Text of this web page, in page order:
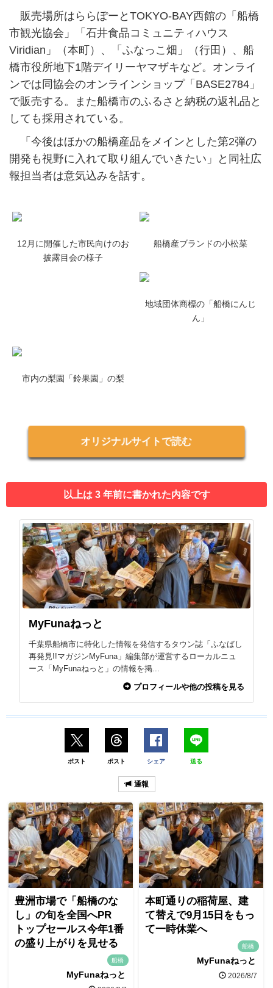
販売場所はららぽーとTOKYO-BAY西館の「船橋
市観光協会」「石井食品コミュニティハウス
Viridian」（本町）、「ふなっこ畑」（行田）、船
橋市役所地下1階デイリーヤマザキなど。オンライ
ンでは同協会のオンラインショップ「BASE2784」
で販売する。また船橋市のふるさと納税の返礼品と
しても採用されている。
「今後はほかの船橋産品をメインとした第2弾の
開発も視野に入れて取り組んでいきたい」と同社広
報担当者は意気込みを話す。
12月に開催した市民向けのお
披露目会の様子
船橋産ブランドの小松菜
地域団体商標の「船橋にんじ
ん」
市内の梨園「鈴果園」の梨
オリジナルサイトで読む
以上は 3 年前に書かれた内容です
MyFunaねっと
千葉県船橋市に特化した情報を発信するタウン誌「ふなばし
再発見!!マガジンMyFuna」編集部が運営するローカルニュ
ース「MyFunaねっと」の情報を掲...
プロフィールや他の投稿を見る
ポスト ポスト シェア 送る
通報
豊洲市場で「船橋のな
し」の旬を全国へPR
トップセールス今年1番
の盛り上がりを見せる
船橋
MyFunaねっと
本町通りの稲荷屋、建
て替えで9月15日をもっ
て一時休業へ
船橋
MyFunaねっと
2026/8/7